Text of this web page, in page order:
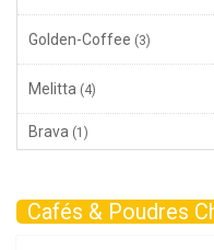
Golden-Coffee (3)
Melitta (4)
Brava (1)
Cafés & Poudres